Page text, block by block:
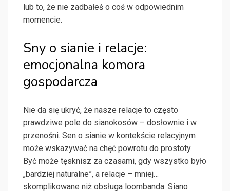
lub to, że nie zadbałeś o coś w odpowiednim
momencie.
Sny o sianie i relacje:
emocjonalna komora
gospodarcza
Nie da się ukryć, że nasze relacje to często
prawdziwe pole do sianokosów – dosłownie i w
przenośni. Sen o sianie w kontekście relacyjnym
może wskazywać na chęć powrotu do prostoty.
Być może tęsknisz za czasami, gdy wszystko było
„bardziej naturalne”, a relacje – mniej…
skomplikowane niż obsługa loombanda. Siano